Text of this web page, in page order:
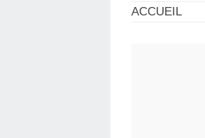
ACCUEIL